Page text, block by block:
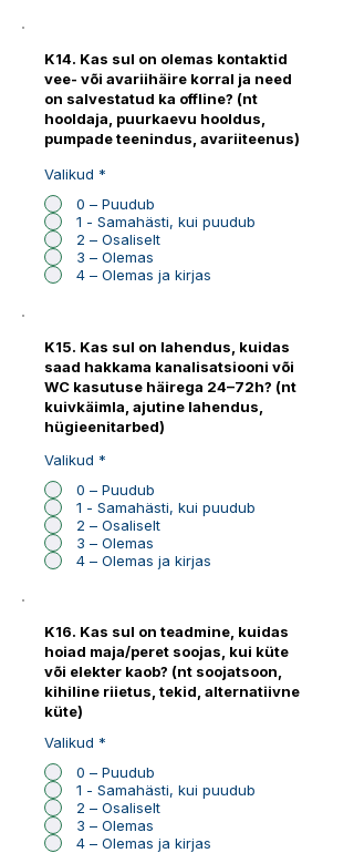
K14. Kas sul on olemas kontaktid
vee- või avariihäire korral ja need
on salvestatud ka offline? (nt
hooldaja, puurkaevu hooldus,
pumpade teenindus, avariiteenus)
Valikud *
0 – Puudub
1 - Samahästi, kui puudub
2 – Osaliselt
3 – Olemas
4 – Olemas ja kirjas
K15. Kas sul on lahendus, kuidas
saad hakkama kanalisatsiooni või
WC kasutuse häirega 24–72h? (nt
kuivkäimla, ajutine lahendus,
hügieenitarbed)
Valikud *
0 – Puudub
1 - Samahästi, kui puudub
2 – Osaliselt
3 – Olemas
4 – Olemas ja kirjas
K16. Kas sul on teadmine, kuidas
hoiad maja/peret soojas, kui küte
või elekter kaob? (nt soojatsoon,
kihiline riietus, tekid, alternatiivne
küte)
Valikud *
0 – Puudub
1 - Samahästi, kui puudub
2 – Osaliselt
3 – Olemas
4 – Olemas ja kirjas